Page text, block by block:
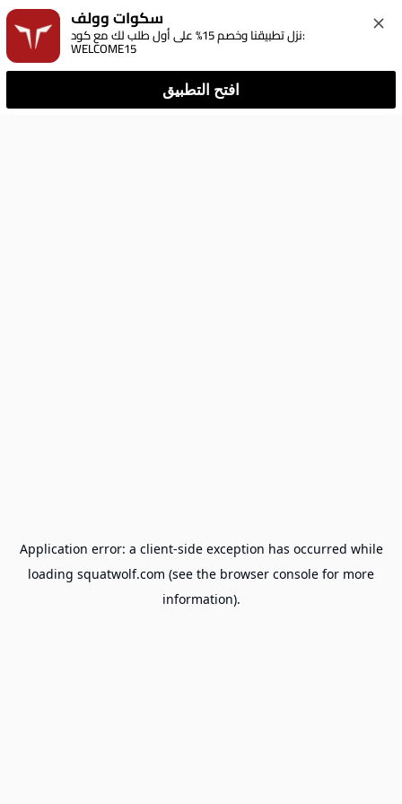
سكوات وولف
نزل تطبيقنا وخصم 15% على أول طلب لك مع كود:
WELCOME15
افتح التطبيق
Application error: a client-side exception has occurred while
loading squatwolf.com (see the browser console for more
information).